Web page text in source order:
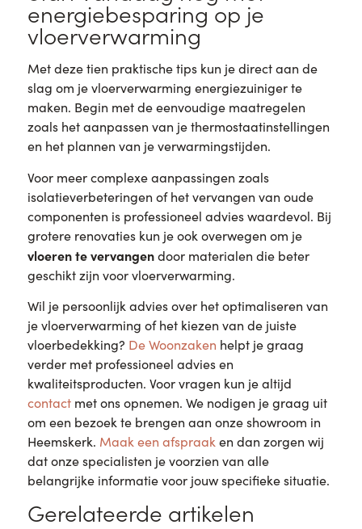
energiebesparing op je
vloerverwarming
Met deze tien praktische tips kun je direct aan de
slag om je vloerverwarming energiezuiniger te
maken. Begin met de eenvoudige maatregelen
zoals het aanpassen van je thermostaatinstellingen
en het plannen van je verwarmingstijden.
Voor meer complexe aanpassingen zoals
isolatieverbeteringen of het vervangen van oude
componenten is professioneel advies waardevol. Bij
grotere renovaties kun je ook overwegen om je
vloeren te vervangendoor materialen die beter
geschikt zijn voor vloerverwarming.
Wil je persoonlijk advies over het optimaliseren van
je vloerverwarming of het kiezen van de juiste
vloerbedekking? De Woonzaken helpt je graag
verder met professioneel advies en
kwaliteitsproducten. Voor vragen kun je altijd
contactmet ons opnemen. We nodigen je graag uit
om een bezoek te brengen aan onze showroom in
Heemskerk. Maak een afspraak en dan zorgen wij
dat onze specialisten je voorzien van alle
belangrijke informatie voor jouw specifieke situatie.
Gerelateerde artikelen